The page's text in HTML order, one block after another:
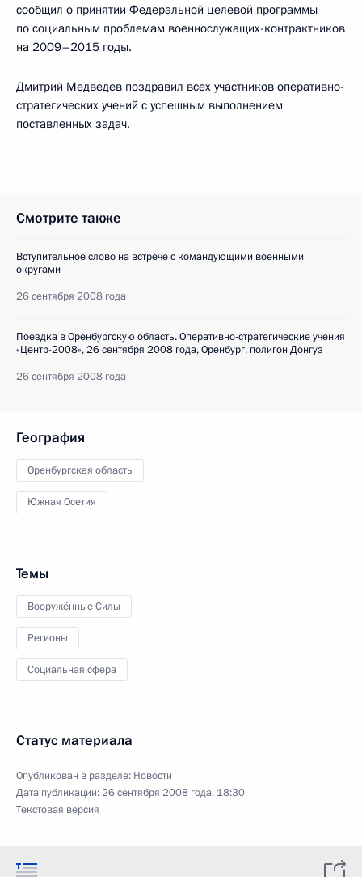
сообщил о принятии Федеральной целевой программы
по социальным проблемам военнослужащих-контрактников
на 2009–2015 годы.
Дмитрий Медведев поздравил всех участников оперативно-
стратегических учений с успешным выполнением
поставленных задач.
Смотрите также
Вступительное слово на встрече с командующими военными
округами
26 сентября 2008 года
Поездка в Оренбургскую область. Оперативно-стратегические учения
«Центр-2008», 26 сентября 2008 года, Оренбург, полигон Донгуз
26 сентября 2008 года
География
Оренбургская область
Южная Осетия
Темы
Вооружённые Силы
Регионы
Социальная сфера
Статус материала
Опубликован в разделе: Новости
Дата публикации:26 сентября 2008 года, 18:30
Текстовая версия